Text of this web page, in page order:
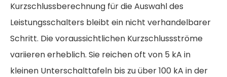
Kurzschlussberechnung für die Auswahl des
Leistungsschalters bleibt ein nicht verhandelbarer
Schritt. Die voraussichtlichen Kurzschlussströme
variieren erheblich. Sie reichen oft von 5 kA in
kleinen Unterschalttafeln bis zu über 100 kA in der